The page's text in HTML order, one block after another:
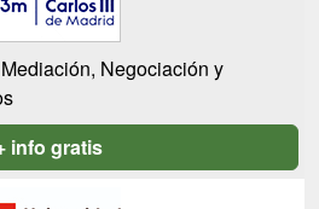
Negociación y
info gratis